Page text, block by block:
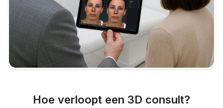
Hoe verloopt een 3D consult?